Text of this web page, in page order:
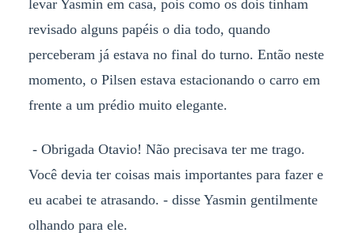
levar Yasmin em casa, pois como os dois tinham
revisado alguns papéis o dia todo, quando
perceberam já estava no final do turno. Então neste
momento, o Pilsen estava estacionando o carro em
frente a um prédio muito elegante.
- Obrigada Otavio! Não precisava ter me trago.
Você devia ter coisas mais importantes para fazer e
eu acabei te atrasando. - disse Yasmin gentilmente
olhando para ele.